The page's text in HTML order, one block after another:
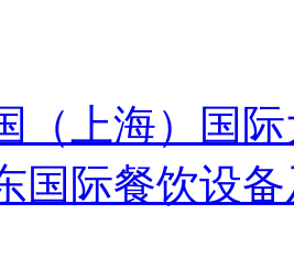
（上海）国
国际餐饮设